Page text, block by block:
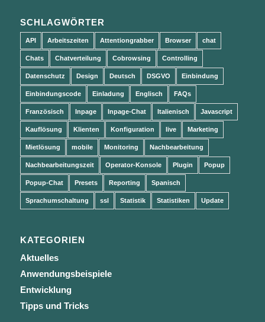
SCHLAGWÖRTER
API Arbeitszeiten Attentiongrabber Browser chat
Chats Chatverteilung Cobrowsing Controlling
Datenschutz Design Deutsch DSGVO Einbindung
Einbindungscode Einladung Englisch FAQs
Französisch Inpage Inpage-Chat Italienisch Javascript
Kauflösung Klienten Konfiguration live Marketing
Mietlösung mobile Monitoring Nachbearbeitung
Nachbearbeitungszeit Operator-Konsole Plugin Popup
Popup-Chat Presets Reporting Spanisch
Sprachumschaltung ssl Statistik Statistiken Update
KATEGORIEN
Aktuelles
Anwendungsbeispiele
Entwicklung
Tipps und Tricks